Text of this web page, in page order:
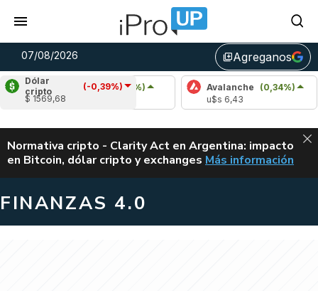
07/08/2026 library_addAgreganos
Dólar
cripto
(-0,39%)
$ 1569,68
Cardano
(0,26%)
u$s 0,20
Avalanche
(0,34%)
ALERTA
Normativa cripto - Clarity Act en Argentina: impacto
en Bitcoin, dólar cripto y exchanges CLARITY ACT EN
Más información
FINANZAS 4.0